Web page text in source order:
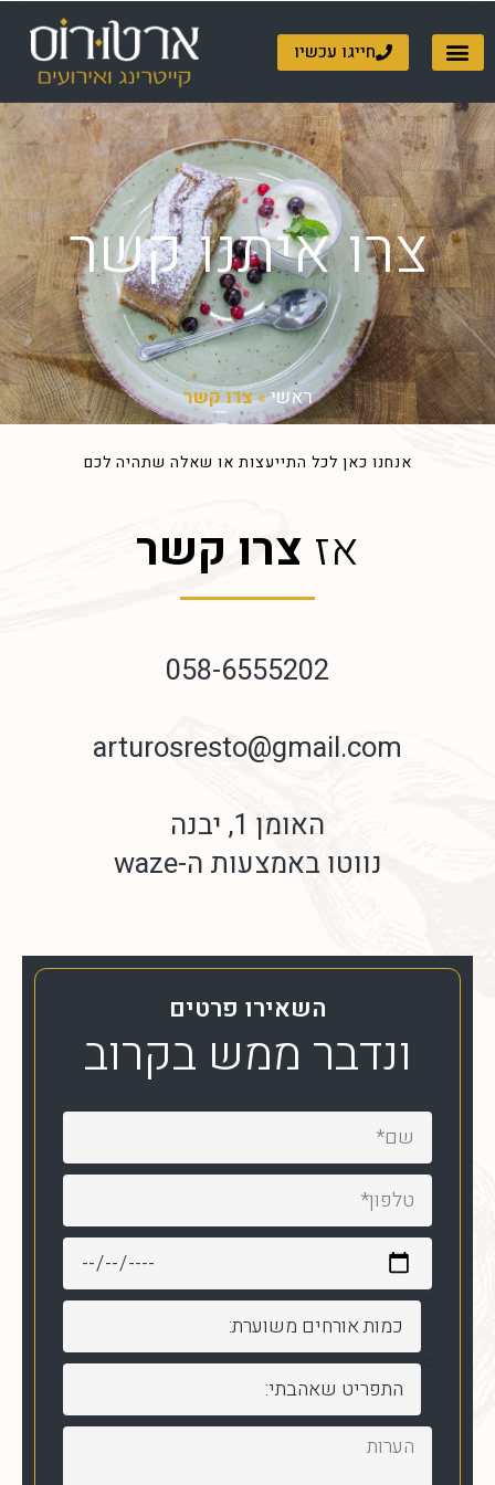
לתוכן
חייגו עכשיו
צרו איתנו קשר
ראשי»צרו קשר
אנחנו כאן לכל התייעצות או שאלה שתהיה לכם
אז צרו קשר
058-6555202
arturosresto@gmail.com
האומן 1, יבנה
נווטו באמצעות ה-waze
השאירו פרטים
ונדבר ממש בקרוב
שם
טלפון
תאריך
האירוע*
כמות
אורחים
תפריט
פרטים